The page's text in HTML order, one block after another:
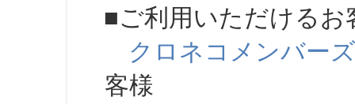
■ご利用いただけるお
クロネコメンバーズ
客様